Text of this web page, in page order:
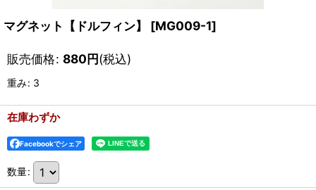
マグネット【ドルフィン】 [MG009-1]
販売価格: 880円(税込)
重み: 3
在庫わずか
Facebookでシェア
数量: